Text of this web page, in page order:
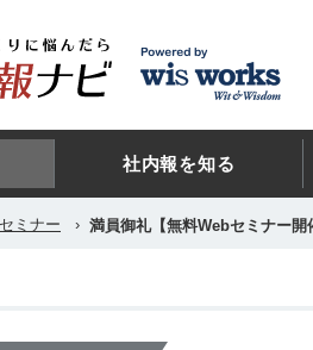
社内報を知る
ミナー › 満員御礼【無料Webセミナー